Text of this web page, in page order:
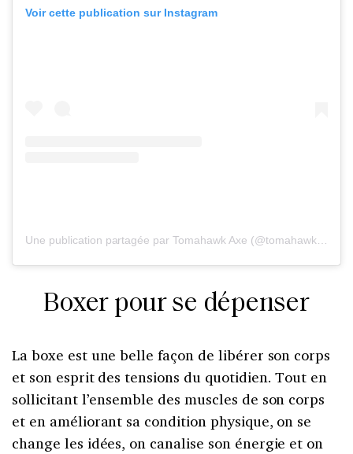
Voir cette publication sur Instagram
Boxer pour se dépenser
La boxe est une belle façon de libérer son corps
et son esprit des tensions du quotidien. Tout en
sollicitant l’ensemble des muscles de son corps
et en améliorant sa condition physique, on se
change les idées, on canalise son énergie et on